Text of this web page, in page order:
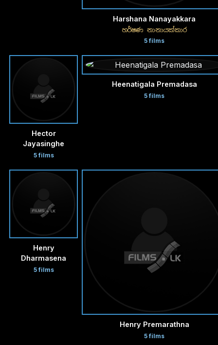
Harshana Nanayakkara
හර්ෂණ නානායක්කාර
5 films
Hector
Jayasinghe
5 films
Heenatigala Premadasa
5 films
Henry
Dharmasena
5 films
Henry Premarathna
5 films